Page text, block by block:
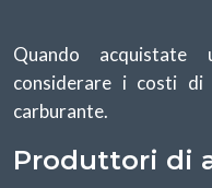
Quando acquistate
considerare i costi di
carburante.
Produttori di